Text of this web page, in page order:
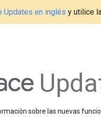
Updates en inglés y utilice
sobre las nuevas